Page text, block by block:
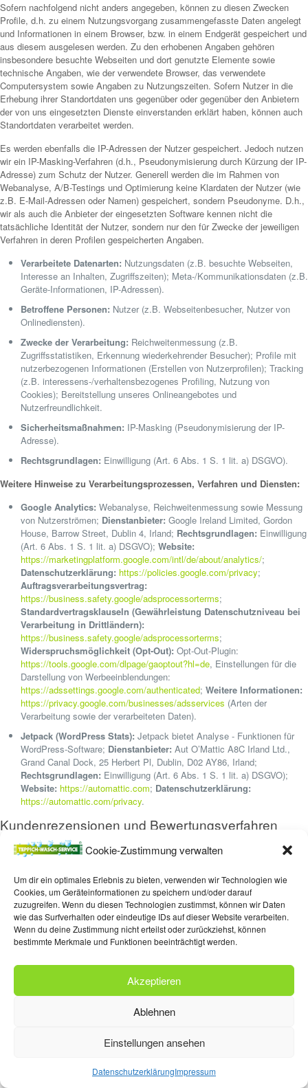
Cookie-Zustimmung verwalten
Um dir ein optimales Erlebnis zu bieten, verwenden wir Technologien wie
Cookies, um Geräteinformationen zu speichern und/oder darauf
zuzugreifen. Wenn du diesen Technologien zustimmst, können wir Daten
wie das Surfverhalten oder eindeutige IDs auf dieser Website verarbeiten.
Wenn du deine Zustimmung nicht erteilst oder zurückziehst, können
bestimmte Merkmale und Funktionen beeinträchtigt werden.
Akzeptieren
Ablehnen
Einstellungen ansehen
DatenschutzerklärungImpressum
Sofern nachfolgend nicht anders angegeben, können zu diesen Zwecken
Profile, d.h. zu einem Nutzungsvorgang zusammengefasste Daten angelegt
und Informationen in einem Browser, bzw. in einem Endgerät gespeichert und
aus diesem ausgelesen werden. Zu den erhobenen Angaben gehören
insbesondere besuchte Webseiten und dort genutzte Elemente sowie
technische Angaben, wie der verwendete Browser, das verwendete
Computersystem sowie Angaben zu Nutzungszeiten. Sofern Nutzer in die
Erhebung ihrer Standortdaten uns gegenüber oder gegenüber den Anbietern
der von uns eingesetzten Dienste einverstanden erklärt haben, können auch
Standortdaten verarbeitet werden.
Es werden ebenfalls die IP-Adressen der Nutzer gespeichert. Jedoch nutzen
wir ein IP-Masking-Verfahren (d.h., Pseudonymisierung durch Kürzung der IP-
Adresse) zum Schutz der Nutzer. Generell werden die im Rahmen von
Webanalyse, A/B-Testings und Optimierung keine Klardaten der Nutzer (wie
z.B. E-Mail-Adressen oder Namen) gespeichert, sondern Pseudonyme. D.h.,
wir als auch die Anbieter der eingesetzten Software kennen nicht die
tatsächliche Identität der Nutzer, sondern nur den für Zwecke der jeweiligen
Verfahren in deren Profilen gespeicherten Angaben.
Verarbeitete Datenarten: Nutzungsdaten (z.B. besuchte Webseiten,
Interesse an Inhalten, Zugriffszeiten); Meta-/Kommunikationsdaten (z.B.
Geräte-Informationen, IP-Adressen).
Betroffene Personen: Nutzer (z.B. Webseitenbesucher, Nutzer von
Onlinediensten).
Zwecke der Verarbeitung: Reichweitenmessung (z.B.
Zugriffsstatistiken, Erkennung wiederkehrender Besucher); Profile mit
nutzerbezogenen Informationen (Erstellen von Nutzerprofilen); Tracking
(z.B. interessens-/verhaltensbezogenes Profiling, Nutzung von
Cookies); Bereitstellung unseres Onlineangebotes und
Nutzerfreundlichkeit.
Sicherheitsmaßnahmen: IP-Masking (Pseudonymisierung der IP-
Adresse).
Rechtsgrundlagen: Einwilligung (Art. 6 Abs. 1 S. 1 lit. a) DSGVO).
Weitere Hinweise zu Verarbeitungsprozessen, Verfahren und Diensten:
Google Analytics: Webanalyse, Reichweitenmessung sowie Messung
von Nutzerströmen; Dienstanbieter: Google Ireland Limited, Gordon
House, Barrow Street, Dublin 4, Irland; Rechtsgrundlagen: Einwilligung
(Art. 6 Abs. 1 S. 1 lit. a) DSGVO); Website:
https://marketingplatform.google.com/intl/de/about/analytics/;
Datenschutzerklärung: https://policies.google.com/privacy;
Auftragsverarbeitungsvertrag:
https://business.safety.google/adsprocessorterms;
Standardvertragsklauseln (Gewährleistung Datenschutzniveau bei
Verarbeitung in Drittländern):
https://business.safety.google/adsprocessorterms;
Widerspruchsmöglichkeit (Opt-Out): Opt-Out-Plugin:
https://tools.google.com/dlpage/gaoptout?hl=de, Einstellungen für die
Darstellung von Werbeeinblendungen:
https://adssettings.google.com/authenticated; Weitere Informationen:
https://privacy.google.com/businesses/adsservices (Arten der
Verarbeitung sowie der verarbeiteten Daten).
Jetpack (WordPress Stats): Jetpack bietet Analyse - Funktionen für
WordPress-Software; Dienstanbieter: Aut O’Mattic A8C Irland Ltd.,
Grand Canal Dock, 25 Herbert Pl, Dublin, D02 AY86, Irland;
Rechtsgrundlagen: Einwilligung (Art. 6 Abs. 1 S. 1 lit. a) DSGVO);
Website: https://automattic.com; Datenschutzerklärung:
https://automattic.com/privacy.
Kundenrezensionen und Bewertungsverfahren
Wir nehmen an Rezensions- und Bewertungsverfahren teil, um unsere
Leistungen zu evaluieren, zu optimieren und zu bewerben. Wenn Nutzer uns
über die beteiligten Bewertungsplattformen oder -verfahren bewerten oder
anderweitig Feedback geben, gelten zusätzlich die Allgemeinen Geschäfts-
oder Nutzungsbedingungen und die Datenschutzhinweise der Anbieter. Im
Regelfall setzt die Bewertung zudem eine Registrierung bei den jeweiligen
Anbietern voraus.
Um sicherzustellen, dass die bewertenden Personen tatsächlich unsere
Leistungen in Anspruch genommen haben, übermitteln wir mit Einwilligung
der Kunden die hierzu erforderlichen Daten im Hinblick auf den Kunden und
die in Anspruch genommene Leistung an die jeweilige Bewertungsplattform
Artikelnummer). Diese Daten werden alleine zur Verifizierung der
Verarbeitete Datenarten:Vertragsdaten (z.B. Vertragsgegenstand,
Interesse an Inhalten, Zugriffszeiten); Meta-/Kommunikationsdaten (z.B.